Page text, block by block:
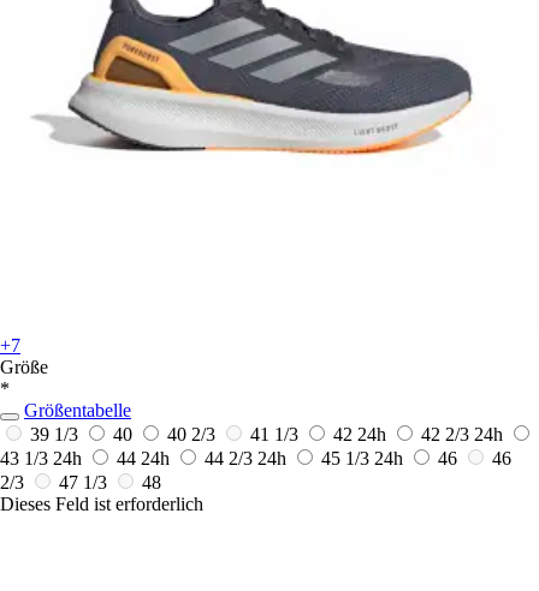
+7
Größe
*
Größentabelle
39 1/3
40 40 2/3 41 1/3 42 24h 42 2/3 24h
43 1/3 24h 44 24h 44 2/3 24h 45 1/3 24h 46
46
2/3
47 1/3
48
Dieses Feld ist erforderlich